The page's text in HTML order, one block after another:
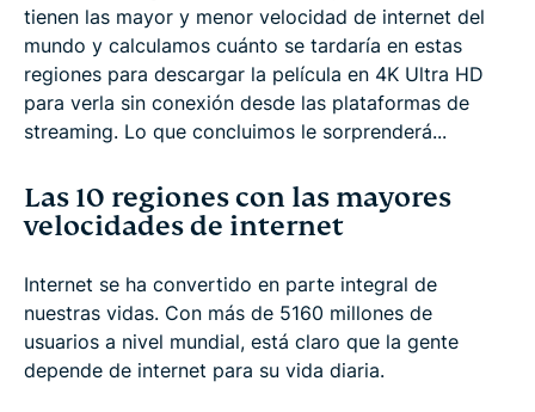
tienen las mayor y menor velocidad de internet del
mundo y calculamos cuánto se tardaría en estas
regiones para descargar la película en 4K Ultra HD
para verla sin conexión desde las plataformas de
streaming. Lo que concluimos le sorprenderá...
Las 10 regiones con las mayores
velocidades de internet
Internet se ha convertido en parte integral de
nuestras vidas. Con más de 5160 millones de
usuarios a nivel mundial, está claro que la gente
depende de internet para su vida diaria.